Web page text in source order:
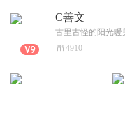
C善文
古里古怪的阳光
4910